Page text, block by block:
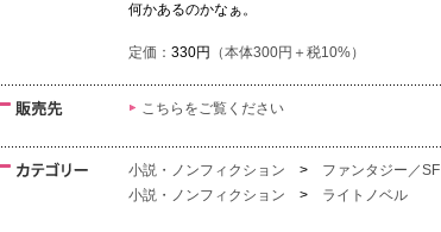
何かあるのかなぁ。
定価： 330円 （本体300円＋税10%）
こちらをご覧ください
小説・ノンフィクション > ファンタジー／SF
小説・ノンフィクション > ライトノベル